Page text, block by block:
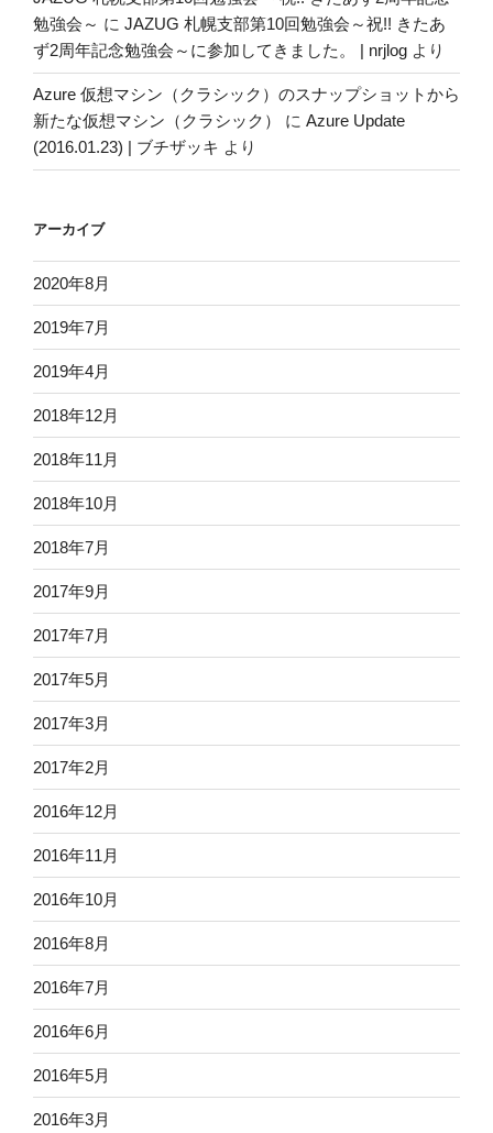
勉強会～ に JAZUG 札幌支部第10回勉強会～祝!! きたあ
ず2周年記念勉強会～に参加してきました。 | nrjlog より
Azure 仮想マシン（クラシック）のスナップショットから
新たな仮想マシン（クラシック）
に Azure Update
(2016.01.23) | ブチザッキ より
アーカイブ
2020年8月
2019年7月
2019年4月
2018年12月
2018年11月
2018年10月
2018年7月
2017年9月
2017年7月
2017年5月
2017年3月
2017年2月
2016年12月
2016年11月
2016年10月
2016年8月
2016年7月
2016年6月
2016年5月
2016年3月